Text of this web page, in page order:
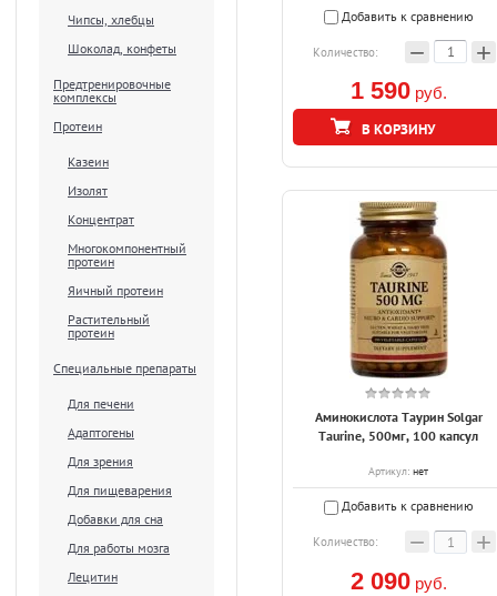
Чипсы, хлебцы
Шоколад, конфеты
Предтренировочные
комплексы
Протеин
Казеин
Изолят
Концентрат
Многокомпонентный
протеин
Яичный протеин
Растительный
протеин
Специальные препараты
Для печени
Адаптогены
Для зрения
Для пищеварения
Добавки для сна
Для работы мозга
Лецитин
Добавить к сравнению
Количество: − +
1 590руб.
Аминокислота Таурин Solgar
Taurine, 500мг, 100 капсул
Артикул: нет
Добавить к сравнению
Количество: − +
2 090руб.